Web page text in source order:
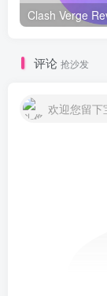
评论 抢沙发
欢迎您留下